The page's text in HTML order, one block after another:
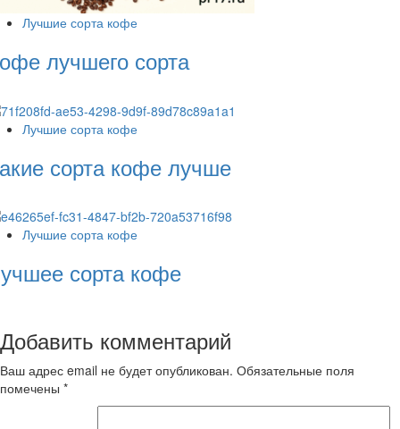
Лучшие сорта кофе
лучшего сорта
Лучшие сорта кофе
сорта кофе лучше
Лучшие сорта кофе
сорта кофе
Добавить комментарий
Ваш адрес email не будет опубликован. Обязательные поля
помечены *